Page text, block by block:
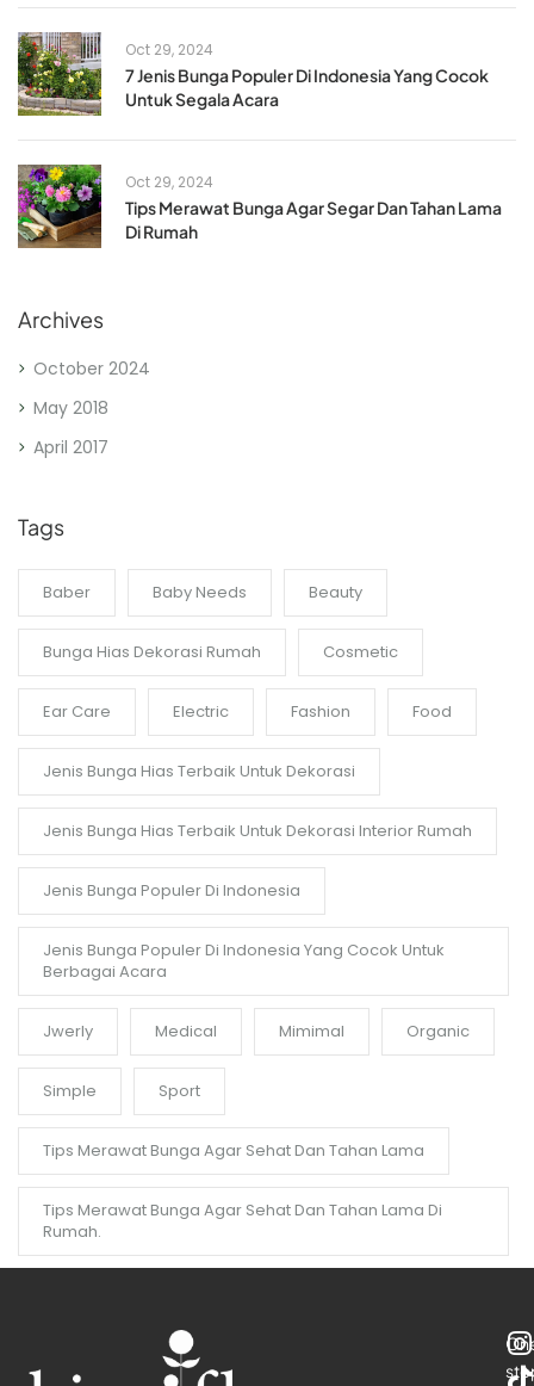
Oct 29, 2024
7 Jenis Bunga Populer Di Indonesia Yang Cocok
Untuk Segala Acara
Oct 29, 2024
Tips Merawat Bunga Agar Segar Dan Tahan Lama
Di Rumah
Archives
October 2024
May 2018
April 2017
Tags
Baber Baby Needs Beauty
Bunga Hias Dekorasi Rumah Cosmetic
Ear Care Electric Fashion Food
Jenis Bunga Hias Terbaik Untuk Dekorasi
Jenis Bunga Hias Terbaik Untuk Dekorasi Interior Rumah
Jenis Bunga Populer Di Indonesia
Jenis Bunga Populer Di Indonesia Yang Cocok Untuk
Berbagai Acara
Jwerly Medical Mimimal Organic
Simple Sport
Tips Merawat Bunga Agar Sehat Dan Tahan Lama
Tips Merawat Bunga Agar Sehat Dan Tahan Lama Di
Rumah.